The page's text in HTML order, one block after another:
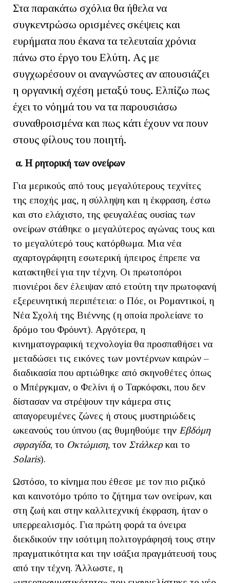
Στα παρακάτω σχόλια θα ήθελα να
συγκεντρώσω ορισμένες σκέψεις και
ευρήματα που έκανα τα τελευταία χρόνια
πάνω στο έργο του Ελύτη. Ας με
συγχωρέσουν οι αναγνώστες αν απουσιάζει
η οργανική σχέση μεταξύ τους. Ελπίζω πως
έχει το νόημά του να τα παρουσιάσω
συναθροισμένα και πως κάτι έχουν να πουν
στους φίλους του ποιητή.
α. Η ρητορική των ονείρων
Για μερικούς από τους μεγαλύτερους τεχνίτες
της εποχής μας, η σύλληψη και η έκφραση, έστω
και στο ελάχιστο, της φευγαλέας ουσίας των
ονείρων στάθηκε ο μεγαλύτερος αγώνας τους και
το μεγαλύτερό τους κατόρθωμα. Μια νέα
αχαρτογράφητη εσωτερική ήπειρος έπρεπε να
κατακτηθεί για την τέχνη. Οι πρωτοπόροι
πιονιέροι δεν έλειψαν από ετούτη την πρωτοφανή
εξερευνητική περιπέτεια: ο Πόε, οι Ρομαντικοί, η
Νέα Σχολή της Βιέννης (η οποία προλείανε το
δρόμο του Φρόυντ). Αργότερα, η
κινηματογραφική τεχνολογία θα προσπαθήσει να
μεταδώσει τις εικόνες των μοντέρνων καιρών –
διαδικασία που αρτιώθηκε από σκηνοθέτες όπως
ο Μπέργκμαν, ο Φελίνι ή ο Ταρκόφσκι, που δεν
δίστασαν να στρέψουν την κάμερα στις
απαγορευμένες ζώνες ή στους μυστηριώδεις
ωκεανούς του ύπνου (ας θυμηθούμε την Εβδόμη
σφραγίδα, το Οκτώμιση, τον Στάλκερ και το
Solaris).
Ωστόσο, το κίνημα που έθεσε με τον πιο ριζικό
και καινοτόμο τρόπο το ζήτημα των ονείρων, και
στη ζωή και στην καλλιτεχνική έκφραση, ήταν ο
υπερρεαλισμός. Για πρώτη φορά τα όνειρα
διεκδικούν την ισότιμη πολιτογράφησή τους στην
πραγματικότητα και την ισάξια πραγμάτευσή τους
από την τέχνη. Άλλωστε, η